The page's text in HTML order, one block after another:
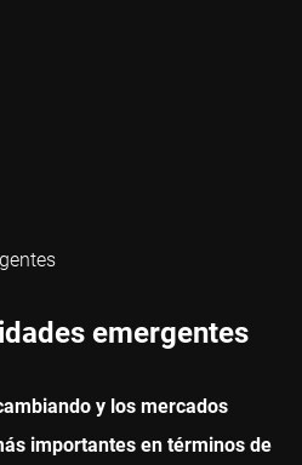
emergentes
y los mercados
importantes en términos de